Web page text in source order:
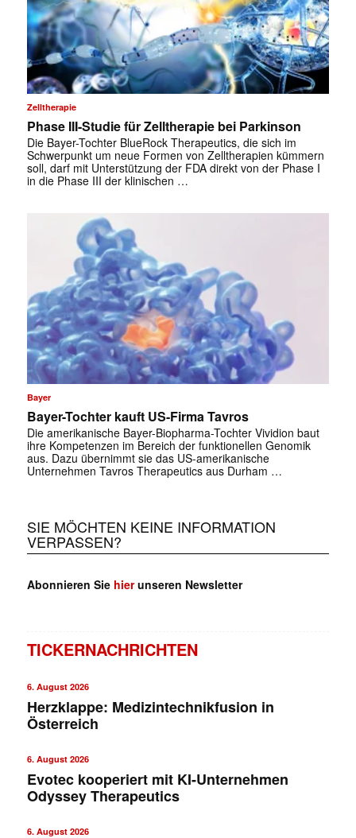
✕
Zelltherapie
Phase III-Studie für Zelltherapie bei Parkinson
Die Bayer-Tochter BlueRock Therapeutics, die sich im
Schwerpunkt um neue Formen von Zelltherapien kümmern
soll, darf mit Unterstützung der FDA direkt von der Phase I
in die Phase III der klinischen …
Bayer
Bayer-Tochter kauft US-Firma Tavros
Die amerikanische Bayer-Biopharma-Tochter Vividion baut
ihre Kompetenzen im Bereich der funktionellen Genomik
aus. Dazu übernimmt sie das US-amerikanische
Unternehmen Tavros Therapeutics aus Durham …
SIE MÖCHTEN KEINE INFORMATION
VERPASSEN?
Abonnieren Sie hierunseren Newsletter
TICKERNACHRICHTEN
6. August 2026
Herzklappe: Medizintechnikfusion in
Österreich
6. August 2026
Evotec kooperiert mit KI-Unternehmen
Odyssey Therapeutics
6. August 2026